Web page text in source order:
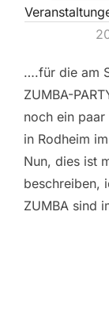
….für die am
ZUMBA-
noch ein
in Rodheim
Nun, dies ist
beschreiben,
ZUMBA sind